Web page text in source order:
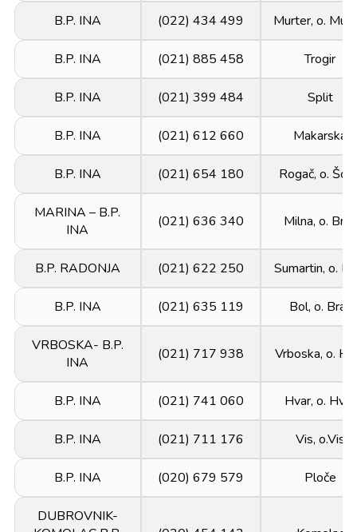
B.P. INA (022) 434 499 Murter, o.
B.P. INA (021) 885 458 Trogir
B.P. INA (021) 399 484 Split
B.P. INA (021) 612 660 Makarska
B.P. INA (021) 654 180 Rogač, o.
MARINA – B.P.
INA
(021) 636 340 Milna, o. Brač
B.P. RADONJA (021) 622 250 Sumartin, o.
B.P. INA (021) 635 119 Bol, o. Brač
VRBOSKA- B.P.
INA
(021) 717 938 Vrboska, o.
B.P. INA (021) 741 060 Hvar, o. Hvar
B.P. INA (021) 711 176 Vis, o.Vis
B.P. INA (020) 679 579 Ploče
DUBROVNIK-